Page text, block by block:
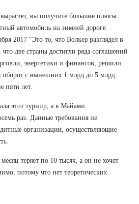
вы получите большие плюсы.
автомобиль на зимней дороге
2017 "Это то, что Волкер разглядел в
две страны достигли ряда соглашений
энергетики и финансов, решили
оборот с нынешних 1 млрд до 5 млрд
пяти лет.
этот турнир, а в Майами
раз. Данные требования не
организации, осуществляющие
теряет по 10 тысяч, а он не хочет
потому что нет теоретических